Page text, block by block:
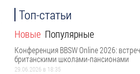
Топ-статьи
Новые Популярные
Конференция BBSW Online 2026:
британскими школами-пансионами
29.06.2026 в 18:35